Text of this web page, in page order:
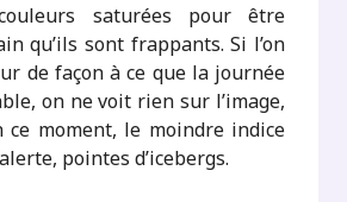
saturées pour être
qu’ils sont frappants. Si l’on
de façon à ce que la journée
on ne voit rien sur l’image,
ce moment, le moindre indice
pointes d’icebergs.